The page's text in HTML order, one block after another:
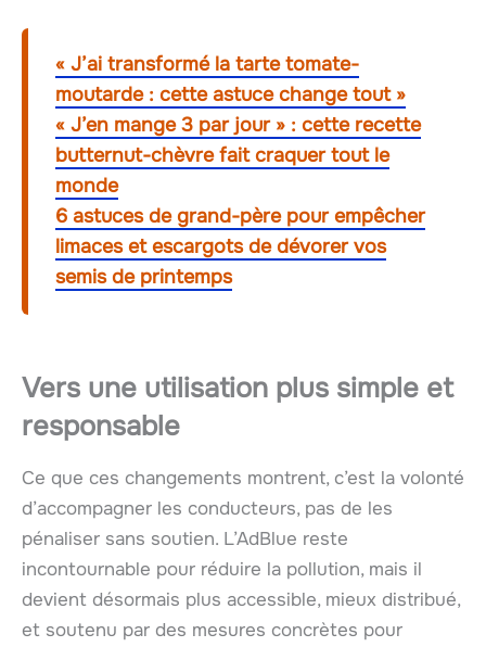
« J’ai transformé la tarte tomate-
moutarde : cette astuce change tout »
« J’en mange 3 par jour » : cette recette
butternut-chèvre fait craquer tout le
monde
6 astuces de grand-père pour empêcher
limaces et escargots de dévorer vos
semis de printemps
Vers une utilisation plus simple et
responsable
Ce que ces changements montrent, c’est la volonté
d’accompagner les conducteurs, pas de les
pénaliser sans soutien. L’AdBlue reste
incontournable pour réduire la pollution, mais il
devient désormais plus accessible, mieux distribué,
et soutenu par des mesures concrètes pour